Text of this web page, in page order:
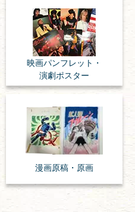
映画パンフレット・
演劇ポスター
漫画原稿・ 原画